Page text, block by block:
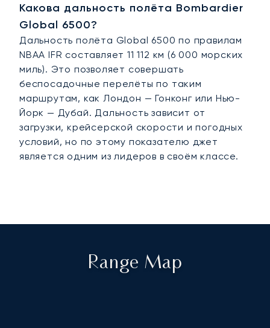
Какова дальность полёта Bombardier
Global 6500?
Дальность полёта Global 6500 по правилам
NBAA IFR составляет 11 112 км (6 000 морских
миль). Это позволяет совершать
беспосадочные перелёты по таким
маршрутам, как Лондон — Гонконг или Нью-
Йорк — Дубай. Дальность зависит от
загрузки, крейсерской скорости и погодных
условий, но по этому показателю джет
является одним из лидеров в своём классе.
Range Map